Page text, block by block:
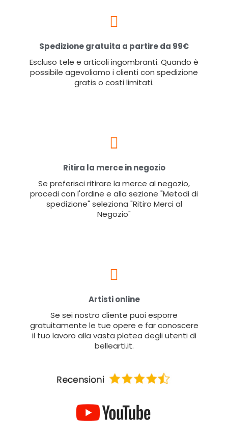
Spedizione gratuita a partire da 99€
Escluso tele e articoli ingombranti. Quando è
possibile agevoliamo i clienti con spedizione
gratis o costi limitati.
Ritira la merce in negozio
Se preferisci ritirare la merce al negozio,
procedi con l'ordine e alla sezione "Metodi di
spedizione" seleziona "Ritiro Merci al
Negozio"
Artisti online
Se sei nostro cliente puoi esporre
gratuitamente le tue opere e far conoscere
il tuo lavoro alla vasta platea degli utenti di
bellearti.it.